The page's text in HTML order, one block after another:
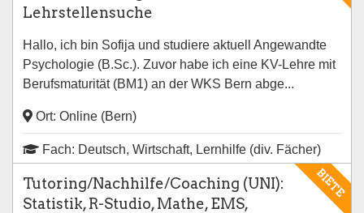
Lehrstellensuche
Hallo, ich bin Sofija und studiere aktuell Angewandte
Psychologie (B.Sc.). Zuvor habe ich eine KV-Lehre mit
Berufsmaturität (BM1) an der WKS Bern abge...
Ort: Online (Bern)
Fach: Deutsch, Wirtschaft, Lernhilfe (div. Fächer)
BIETE
Tutoring/Nachhilfe/Coaching (UNI):
Statistik, R-Studio, Mathe, EMS,